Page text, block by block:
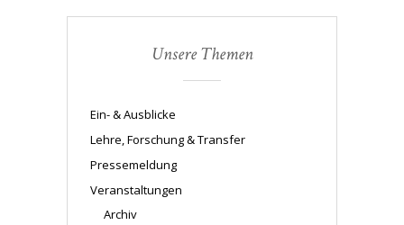
Unsere Themen
Ein- & Ausblicke
Lehre, Forschung & Transfer
Pressemeldung
Veranstaltungen
Archiv